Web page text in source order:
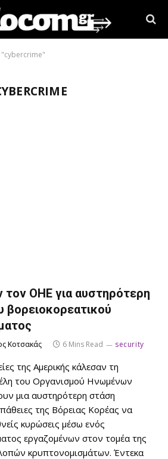
"cybercrime"
τον ΟΗΕ για αυστηρότερη
βορειοκορεατικού
Κοτσακάς 6 Mins Read security
της Αμερικής κάλεσαν τη
του Οργανισμού Ηνωμένων
μια αυστηρότερη στάση
της Βόρειας Κορέας να
κυρώσεις μέσω ενός
εργαζομένων στον τομέα της
κρυπτονομισμάτων. Έντεκα